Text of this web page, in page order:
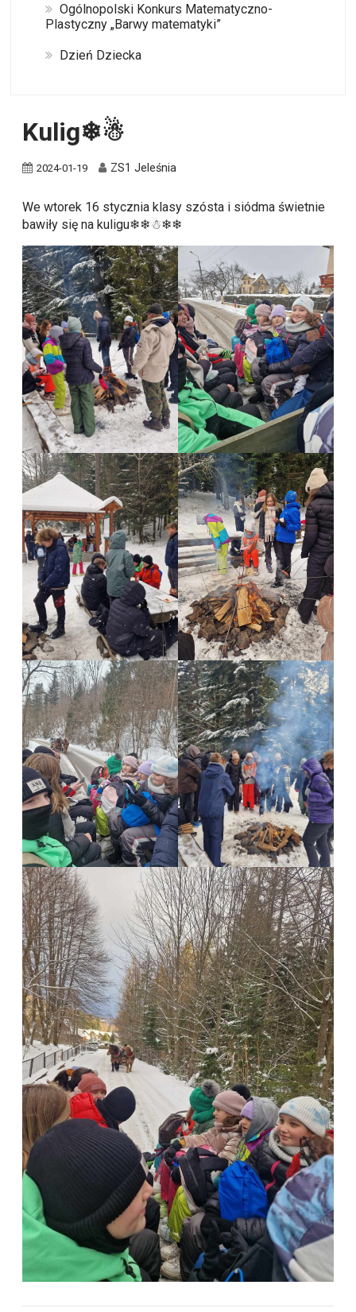
Ogólnopolski Konkurs Matematyczno-
Plastyczny „Barwy matematyki”
Dzień Dziecka
Kulig❄☃
2024-01-19 ZS1 Jeleśnia
We wtorek 16 stycznia klasy szósta i siódma świetnie
bawiły się na kuligu❄❄☃❄❄